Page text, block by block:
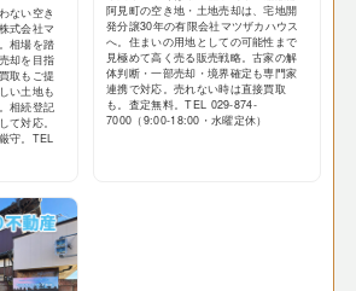
ない空き
式会社マ
相場を踏
却を目指
取もご提
い土地も
相続登記
て対応。
守。TEL
阿見町の空き地・土地売却は、宅地開
発分譲30年の有限会社マツザカハウス
へ。住まいの用地としての可能性まで
見極めて高く売る販売戦略。古家の解
体判断・一部売却・境界確定も専門家
連携で対応。売れない時は直接買取
も。査定無料。TEL 029-874-
7000（9:00-18:00・水曜定休）